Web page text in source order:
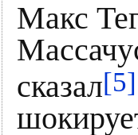
Макс
сказал[5]